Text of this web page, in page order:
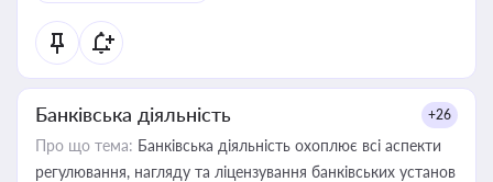
Банківська діяльність +26
Про що тема: Банківська діяльність охоплює всі аспекти
регулювання, нагляду та ліцензування банківських установ